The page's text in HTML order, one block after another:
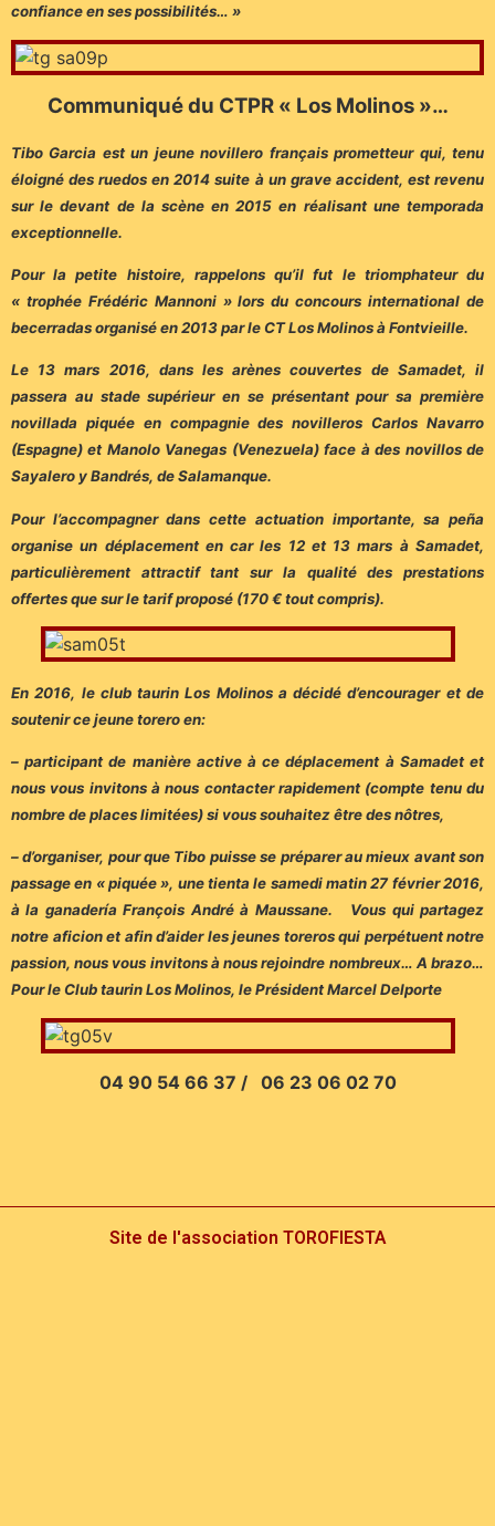
confiance en ses possibilités… »
Communiqué du CTPR « Los Molinos »…
Tibo Garcia est un jeune novillero français prometteur qui, tenu
éloigné des ruedos en 2014 suite à un grave accident, est revenu
sur le devant de la scène en 2015 en réalisant une temporada
exceptionnelle.
Pour la petite histoire, rappelons qu’il fut le triomphateur du
« trophée Frédéric Mannoni » lors du concours international de
becerradas organisé en 2013 par le CT Los Molinos à Fontvieille.
Le 13 mars 2016, dans les arènes couvertes de Samadet, il
passera au stade supérieur en se présentant pour sa première
novillada piquée en compagnie des novilleros Carlos Navarro
(Espagne) et Manolo Vanegas (Venezuela) face à des novillos de
Sayalero y Bandrés, de Salamanque.
Pour l’accompagner dans cette actuation importante, sa peña
organise un déplacement en car les 12 et 13 mars à Samadet,
particulièrement attractif tant sur la qualité des prestations
offertes que sur le tarif proposé (170 € tout compris).
En 2016, le club taurin Los Molinos a décidé d’encourager et de
soutenir ce jeune torero en:
– participant de manière active à ce déplacement à Samadet et
nous vous invitons à nous contacter rapidement (compte tenu du
nombre de places limitées) si vous souhaitez être des nôtres,
– d’organiser, pour que Tibo puisse se préparer au mieux avant son
passage en « piquée », une tienta le samedi matin 27 février 2016,
à la ganadería François André à Maussane. Vous qui partagez
notre aficion et afin d’aider les jeunes toreros qui perpétuent notre
passion, nous vous invitons à nous rejoindre nombreux… A brazo…
Pour le Club taurin Los Molinos, le Président Marcel Delporte
04 90 54 66 37 / 06 23 06 02 70
Site de l'association TOROFIESTA